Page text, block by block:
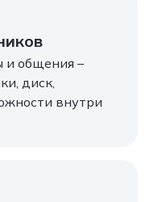
и общения –
диск,
внутри